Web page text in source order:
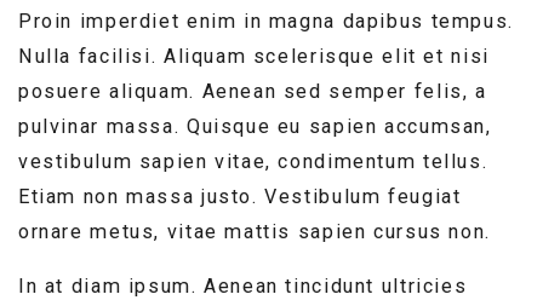
Proin imperdiet enim in magna dapibus tempus.
Nulla facilisi. Aliquam scelerisque elit et nisi
posuere aliquam. Aenean sed semper felis, a
pulvinar massa. Quisque eu sapien accumsan,
vestibulum sapien vitae, condimentum tellus.
Etiam non massa justo. Vestibulum feugiat
ornare metus, vitae mattis sapien cursus non.
In at diam ipsum. Aenean tincidunt ultricies